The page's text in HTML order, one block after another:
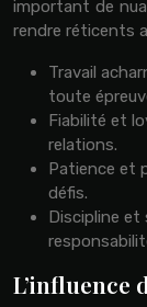
important de
rendre réticents
Travail
toute
Fiabilité et
relations.
Patience et
défis.
Discipline et
L’influence